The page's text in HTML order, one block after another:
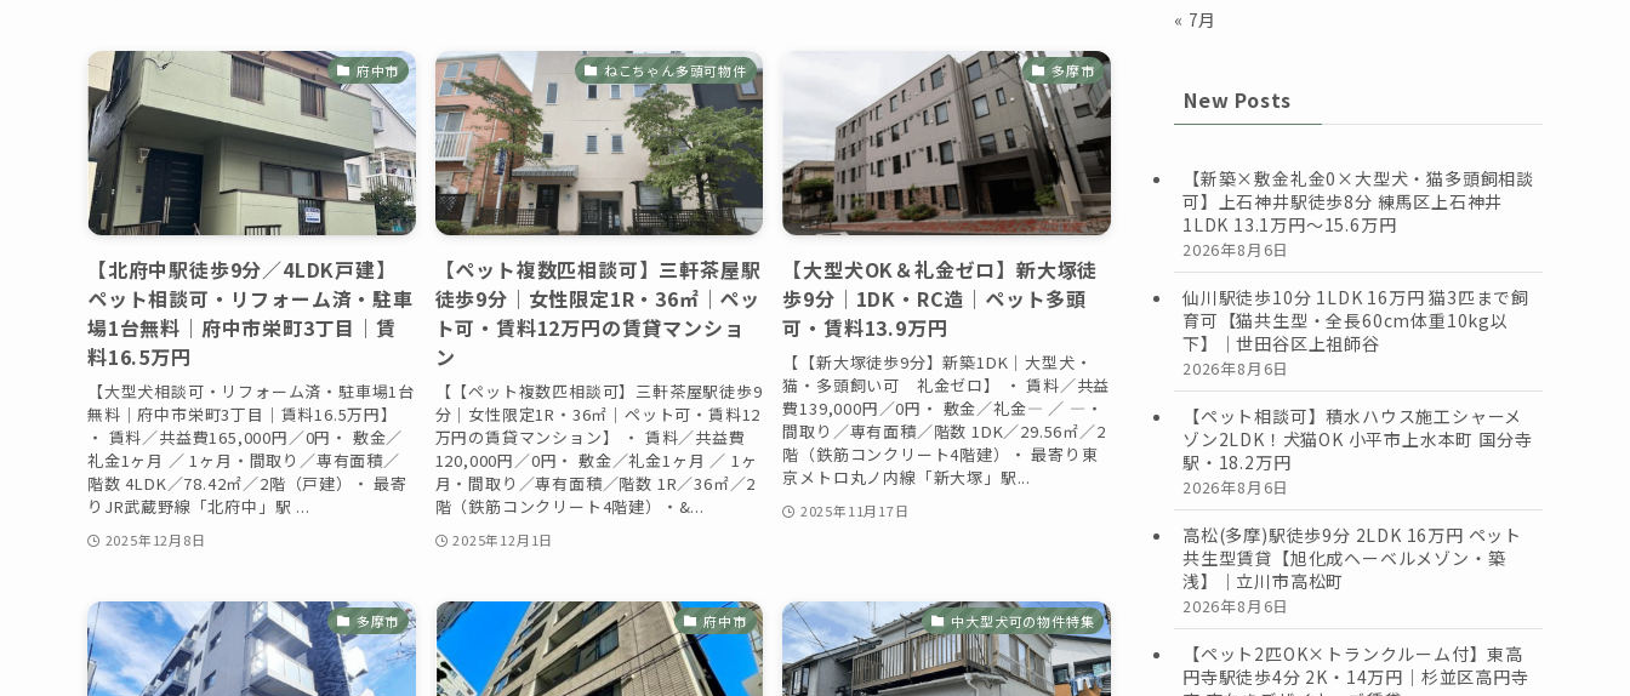
府中市
【北府中駅徒歩9分／4LDK戸建】
ペット相談可・リフォーム済・駐車
場1台無料｜府中市栄町3丁目｜賃
料16.5万円
【大型犬相談可・リフォーム済・駐車場1台
無料｜府中市栄町3丁目｜賃料16.5万円】
・ 賃料／共益費165,000円／0円・ 敷金／
礼金1ヶ月 ／ 1ヶ月・間取り／専有面積／
階数 4LDK／78.42㎡／2階（戸建）・ 最寄
りJR武蔵野線「北府中」駅 ...
2025年12月8日
ねこちゃん多頭可物件
【ペット複数匹相談可】三軒茶屋駅
徒歩9分｜女性限定1R・36㎡｜ペッ
ト可・賃料12万円の賃貸マンショ
ン
【【ペット複数匹相談可】三軒茶屋駅徒歩9
分｜女性限定1R・36㎡｜ペット可・賃料12
万円の賃貸マンション】 ・ 賃料／共益費
120,000円／0円・ 敷金／礼金1ヶ月 ／ 1ヶ
月・間取り／専有面積／階数 1R／36㎡／2
階（鉄筋コンクリート4階建）・&...
2025年12月1日
多摩市
【大型犬OK＆礼金ゼロ】新大塚徒
歩9分｜1DK・RC造｜ペット多頭
可・賃料13.9万円
【【新大塚徒歩9分】新築1DK｜大型犬・
猫・多頭飼い可 礼金ゼロ】 ・ 賃料／共益
費139,000円／0円・ 敷金／礼金— ／ —・
間取り／専有面積／階数 1DK／29.56㎡／2
階（鉄筋コンクリート4階建）・ 最寄り東
京メトロ丸ノ内線「新大塚」駅...
2025年11月17日
多摩市 府中市 中大型犬可の物件特集
« 7月
New Posts
【新築×敷金礼金0×大型犬・猫多頭飼相談
可】上石神井駅徒歩8分 練馬区上石神井
1LDK 13.1万円〜15.6万円
2026年8月6日
仙川駅徒歩10分 1LDK 16万円 猫3匹まで飼
育可【猫共生型・全長60cm体重10kg以
下】｜世田谷区上祖師谷
2026年8月6日
【ペット相談可】積水ハウス施工シャーメ
ゾン2LDK！犬猫OK 小平市上水本町 国分寺
駅・18.2万円
2026年8月6日
高松(多摩)駅徒歩9分 2LDK 16万円 ペット
共生型賃貸【旭化成ヘーベルメゾン・築
浅】｜立川市高松町
2026年8月6日
【ペット2匹OK×トランクルーム付】東高
円寺駅徒歩4分 2K・14万円｜杉並区高円寺